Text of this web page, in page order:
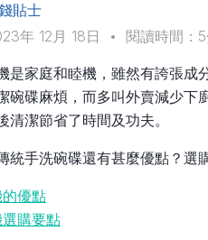
貼士
年 12月 18日
• 閱讀時間：
是家庭和睦機，雖然有誇張成
碗碟麻煩，而多叫外賣減少
清潔節省了時間及功夫。
統手洗碗碟還有甚麼優點？選
優點
購要點